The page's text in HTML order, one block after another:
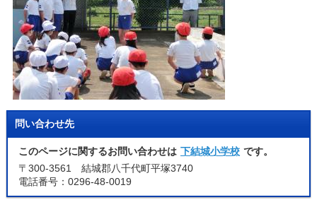
問い合わせ先
このページに関するお問い合わせは 下結城小学校 です。
〒300-3561 結城郡八千代町平塚3740
電話番号：0296-48-0019